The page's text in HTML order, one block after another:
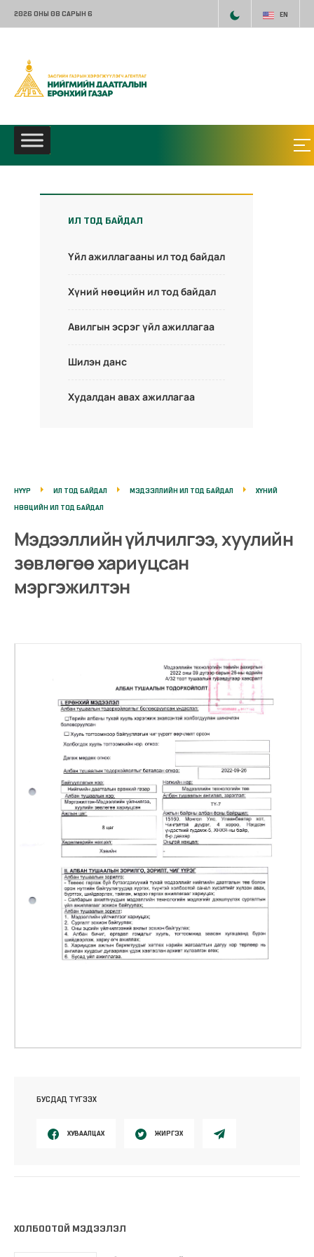
2026 ОНЫ 08 САРЫН 6 EN
ИЛ ТОД БАЙДАЛ
Үйл ажиллагааны ил тод байдал
Хүний нөөцийн ил тод байдал
Авилгын эсрэг үйл ажиллагаа
Шилэн данс
Худалдан авах ажиллагаа
НҮҮР ИЛ ТОД БАЙДАЛ МЭДЭЭЛЛИЙН ИЛ ТОД БАЙДАЛ
ХҮНИЙ
НӨӨЦИЙН ИЛ ТОД БАЙДАЛ
Мэдээллийн үйлчилгээ, хуулийн
зөвлөгөө хариуцсан
мэргэжилтэн
БУСДАД ТҮГЭЭХ
ХУВААЛЦАХ ЖИРГЭХ
ХОЛБООТОЙ МЭДЭЭЛЭЛ